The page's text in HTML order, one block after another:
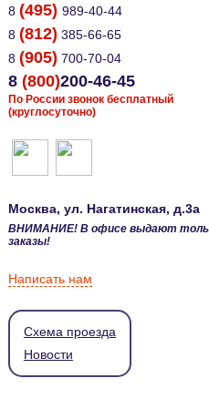
8 (495) 989-40-44
8 (812) 385-66-65
8 (905) 700-70-04
8 (800)200-46-45
По России звонок бесплатный
(круглосуточно)
Москва, ул. Нагатинская, д.3а
ВНИМАНИЕ! В офисе выдают
заказы!
Написать нам
Схема проезда
Новости